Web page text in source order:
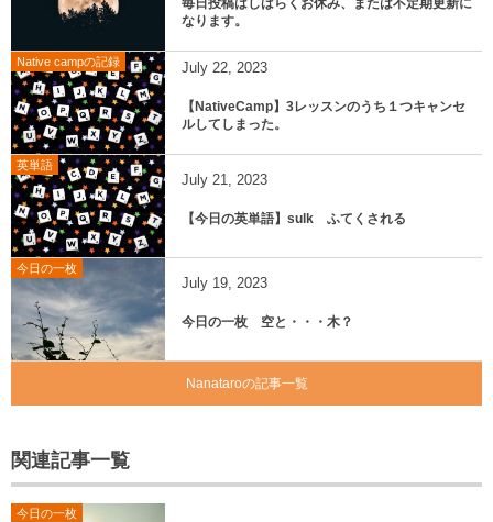
毎日投稿はしばらくお休み、または不定期更新に
なります。
Native campの記録 July 22, 2023
【NativeCamp】3レッスンのうち１つキャンセ
ルしてしまった。
英単語
July 21, 2023
【今日の英単語】sulk ふてくされる
今日の一枚
July 19, 2023
今日の一枚 空と・・・木？
Nanataroの記事一覧
関連記事一覧
今日の一枚